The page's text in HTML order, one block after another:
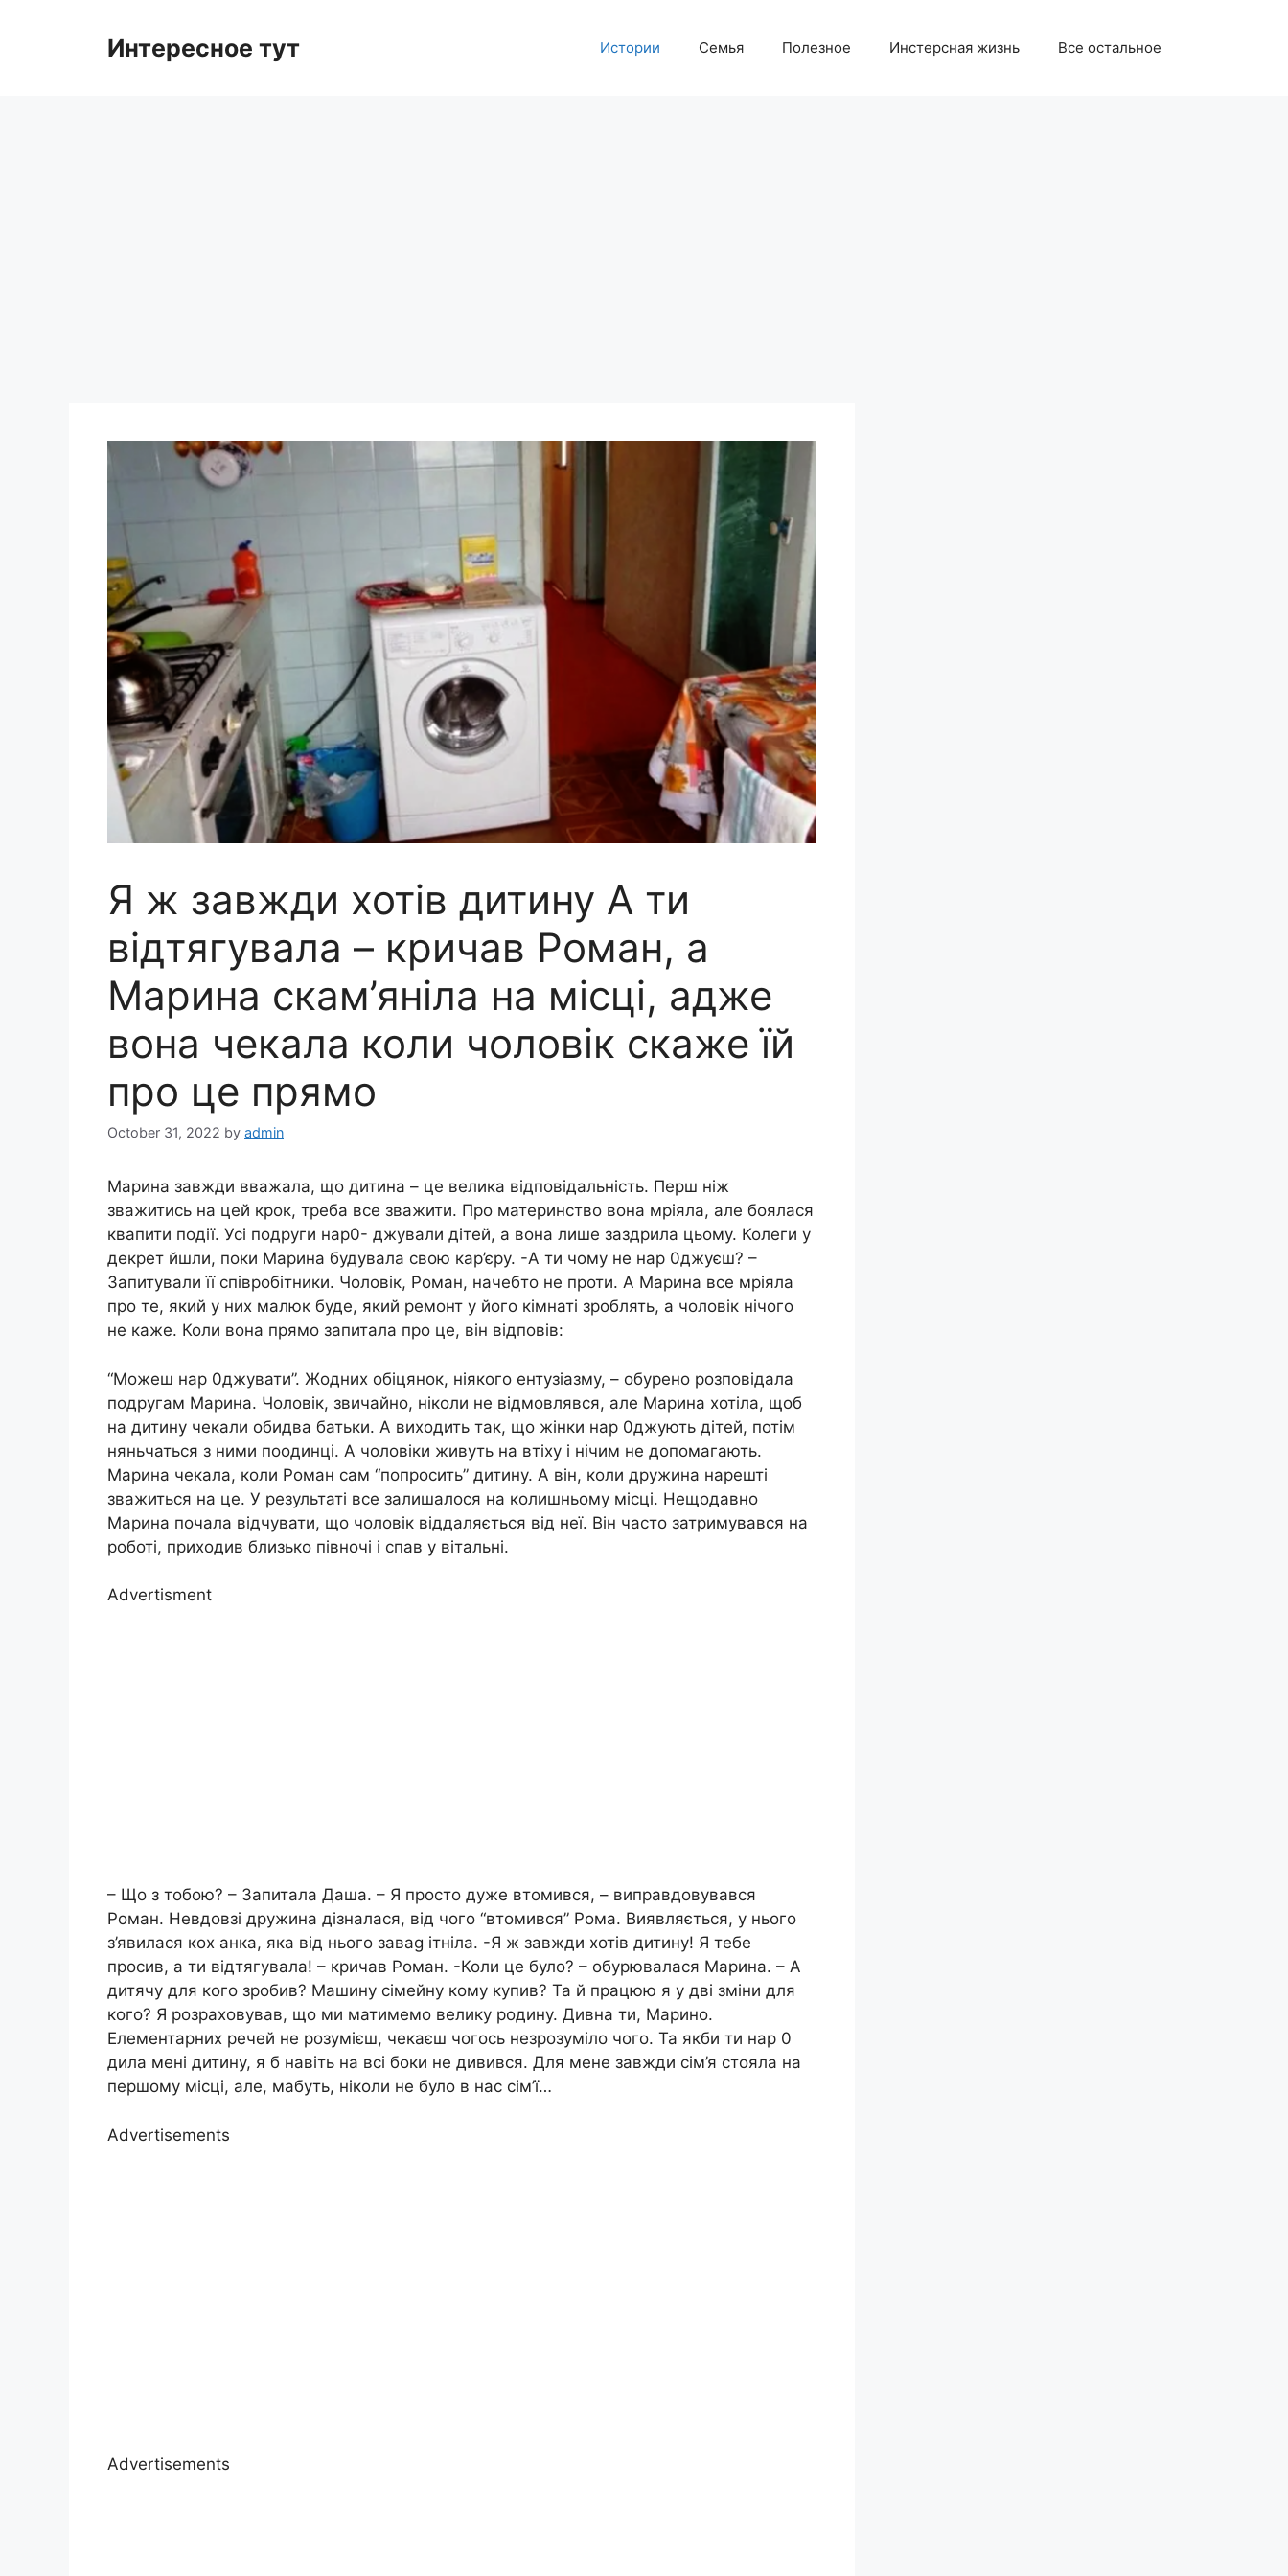
Интересное тут Истории Семья Полезное Инстерсная жизнь Все остальное
Я ж завжди хотів дитину А ти
відтягувала – кричав Роман, а
Марина скам’яніла на місці, адже
вона чекала коли чоловік скаже їй
про це прямо
October 31, 2022 by admin
Марина завжди вважала, що дитина – це велика відповідальність. Перш ніж
зважитись на цей крок, треба все зважити. Про материнство вона мріяла, але боялася
квапити події. Усі подруги нар0- джували дітей, а вона лише заздрила цьому. Колеги у
декрет йшли, поки Марина будувала свою кар’єру. -А ти чому не нар 0джуєш? –
Запитували її співробітники. Чоловік, Роман, начебто не проти. А Марина все мріяла
про те, який у них малюк буде, який ремонт у його кімнаті зроблять, а чоловік нічого
не каже. Коли вона прямо запитала про це, він відповів:
“Можеш нар 0джувати”. Жодних обіцянок, ніякого ентузіазму, – обурено розповідала
подругам Марина. Чоловік, звичайно, ніколи не відмовлявся, але Марина хотіла, щоб
на дитину чекали обидва батьки. А виходить так, що жінки нар 0джують дітей, потім
няньчаться з ними поодинці. А чоловіки живуть на втіху і нічим не допомагають.
Марина чекала, коли Роман сам “попросить” дитину. А він, коли дружина нарешті
зважиться на це. У результаті все залишалося на колишньому місці. Нещодавно
Марина почала відчувати, що чоловік віддаляється від неї. Він часто затримувався на
роботі, приходив близько півночі і спав у вітальні.
Advertisment
– Що з тобою? – Запитала Даша. – Я просто дуже втомився, – виправдовувався
Роман. Невдовзі дружина дізналася, від чого “втомився” Рома. Виявляється, у нього
з’явилася кох анка, яка від нього заваg ітніла. -Я ж завжди хотів дитину! Я тебе
просив, а ти відтягувала! – кричав Роман. -Коли це було? – обурювалася Марина. – А
дитячу для кого зробив? Машину сімейну кому купив? Та й працюю я у дві зміни для
кого? Я розраховував, що ми матимемо велику родину. Дивна ти, Марино.
Елементарних речей не розумієш, чекаєш чогось незрозуміло чого. Та якби ти нар 0
дила мені дитину, я б навіть на всі боки не дивився. Для мене завжди сім’я стояла на
першому місці, але, мабуть, ніколи не було в нас сім’ї…
Advertisements
Advertisements